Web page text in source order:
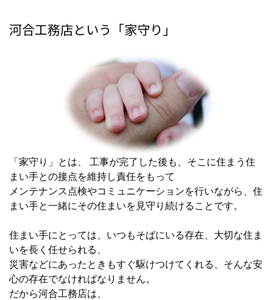
河合工務店という「家守り」
「家守り」とは、 工事が完了した後も、そこに住まう住
まい手との接点を維持し責任をもって
メンテナンス点検やコミュニケーションを行いながら、住
まい手と一緒にその住まいを見守り続けること です。
住まい手にとっては、いつもそばにいる存在、大切な住ま
いを長く任せられる、
災害などにあったときもすぐ駆けつけてくれる、そんな安
心の存在でなければなりません。
だから河合工務店は、